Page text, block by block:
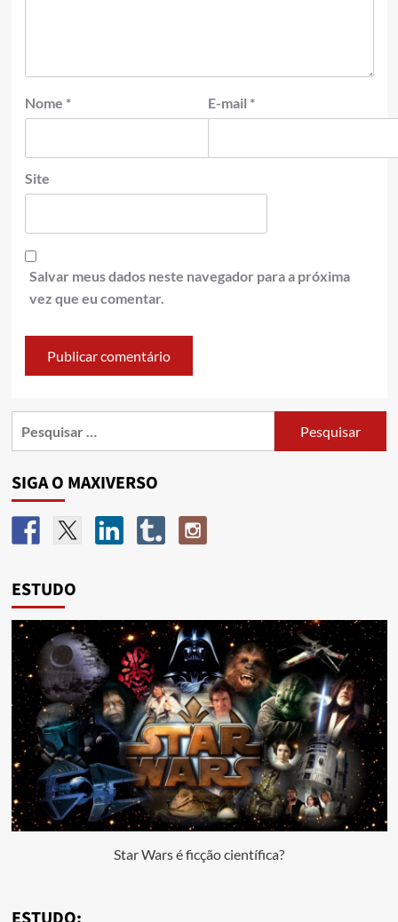
Nome * E-mail *
Site
Salvar meus dados neste navegador para a próxima
vez que eu comentar.
SIGA O MAXIVERSO
ESTUDO
Star Wars é ficção científica?